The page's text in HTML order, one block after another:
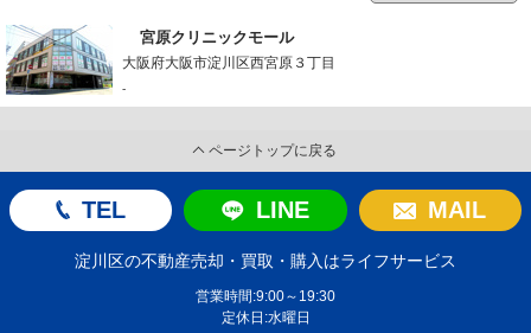
宮原クリニックモール
大阪府大阪市淀川区西宮原３丁目
-
ページトップに戻る
TEL LINE MAIL
淀川区の不動産売却・買取・購入はライフサービス
営業時間:9:00～19:30
定休日:水曜日